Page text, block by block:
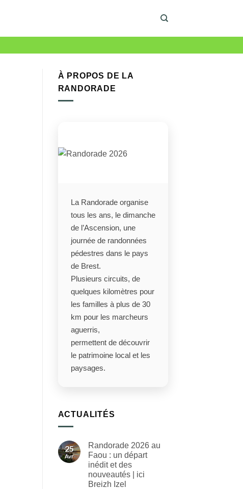
À PROPOS DE LA
RANDORADE
La Randorade organise
tous les ans, le dimanche
de l’Ascension, une
journée de randonnées
pédestres dans le pays
de Brest.
Plusieurs circuits, de
quelques kilomètres pour
les familles à plus de 30
km pour les marcheurs
aguerris,
permettent de découvrir
le patrimoine local et les
paysages.
ACTUALITÉS
25
Avr
Randorade 2026 au
Faou : un départ
inédit et des
nouveautés | ici
Breizh Izel